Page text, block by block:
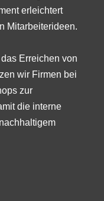
erleichtert
Mitarbeiterideen.
Erreichen von
wir Firmen bei
zur
die interne